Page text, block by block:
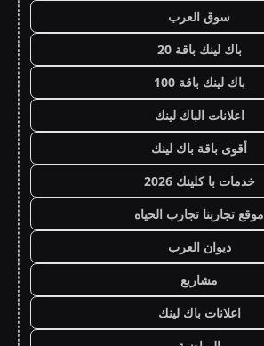
سوق العرب
باك لينك باقة 20
باك لينك باقة 100
اعلانات الباك لينك
أقوى باقة باك لينك
خدمات با كلينك 2026
موقع تجاربنا تجارب الحياه
ديوان العرب
مشاريع
اعلانات باك لينك